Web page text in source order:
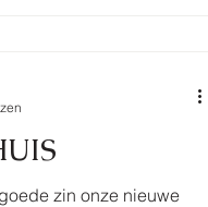
zin onze nieuwe